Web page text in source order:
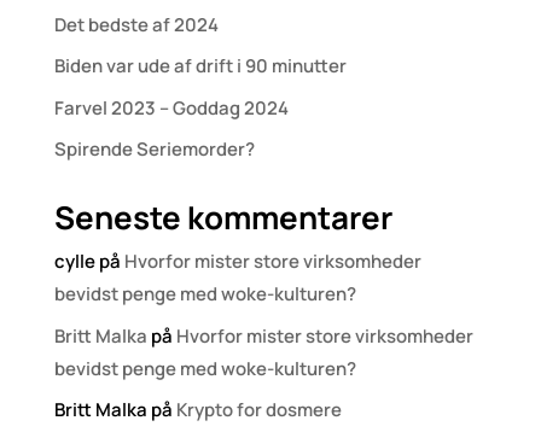
Det bedste af 2024
Biden var ude af drift i 90 minutter
Farvel 2023 – Goddag 2024
Spirende Seriemorder?
Seneste kommentarer
cyllepå Hvorfor mister store virksomheder
bevidst penge med woke-kulturen?
Britt Malka på Hvorfor mister store virksomheder
bevidst penge med woke-kulturen?
Britt Malka på Krypto for dosmere